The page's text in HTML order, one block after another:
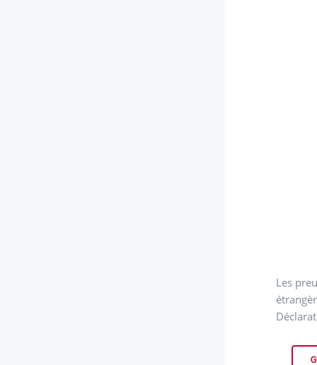
Les